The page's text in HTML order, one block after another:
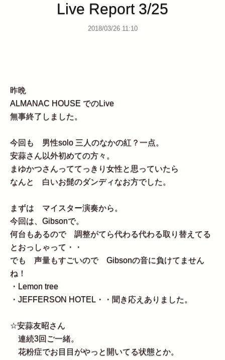
Live Report 3/25
2018/03/26 11:10
昨晩
ALMANAC HOUSE でのLive
無事終了しました。
今回も 男性solo 三人のなかの紅？一点。
安蒜さん以外初めての方々。
まゆかつさんっててっきり女性と思っていたら
なんと 白いお髭のダンディなお方でした。
まずは マイスター演奏から。
今回は、Gibsonで。
何台もあるので 調整がてら代わる代わる取り替えてる
とおっしゃって・・
でも 声量もすごいので Gibsonの音に負けてません
ね！
・Lemon tree
・JEFFERSON HOTEL・・聞き応えありました。
☆安蒜友昭さん
連続3回ご一緒。
花粉症でお目目がやっと開いてる状態とか。